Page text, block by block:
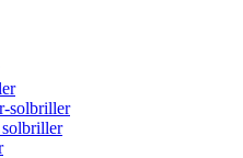
solbriller